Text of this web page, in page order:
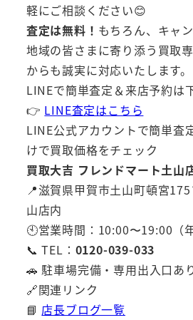
軽にご相談ください😊
査定は無料！ もちろん、キャ
地域の皆さまに寄り添う買取
からも誠実に対応いたします。
LINEで簡単査定＆来店予約は
👉 LINE査定はこちら
LINE公式アカウントで簡単査
けで買取価格をチェック
買取大吉 フレンドマート土山
📍滋賀県甲賀市土山町頓宮
山店内
🕙営業時間：10:00〜19:00（
📞 TEL： 0120-039-033
🚗 駐車場完備・専用出入口あ
🔗関連リンク
📘 店長ブログ一覧